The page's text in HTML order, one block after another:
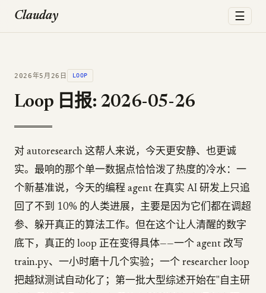
Clauday ☰
2026年5月26日 LOOP
Loop 日报: 2026-05-26
对 autoresearch 这帮人来说，今天更安静、也更诚
实。最响的那个单一数据点恰恰泼了热度的冷水：一
个新基准说，今天的编程 agent 在真实 AI 研发上只追
回了不到 10% 的人类进展，主要是因为它们都在调超
参、躲开真正的算法工作。但在这个让人清醒的数字
底下，真正的 loop 正在变得具体——一个 agent 改写
train.py、一小时磨十几个实验；一个 researcher loop
把越狱测试自动化了；第一批大型综述开始在"自主研